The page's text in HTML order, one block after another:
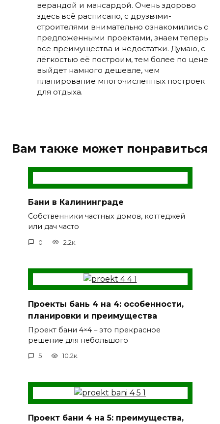
верандой и мансардой. Очень здорово
здесь всё расписано, с друзьями-
строителями внимательно ознакомились с
предложенными проектами, знаем теперь
все преимущества и недостатки. Думаю, с
лёгкостью её построим, тем более по цене
выйдет намного дешевле, чем
планирование многочисленных построек
для отдыха.
Вам также может понравиться
Бани в Калининграде
Собственники частных домов, коттеджей
или дач часто
0 2.2к.
Проекты бань 4 на 4: особенности,
планировки и преимущества
Проект бани 4×4 – это прекрасное
решение для небольшого
5 10.2к.
Проект бани 4 на 5: преимущества,